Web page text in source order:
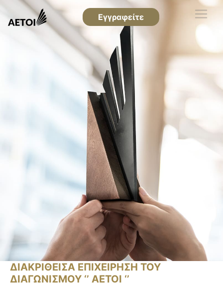
Εγγραφείτε
ΔΙΑΚΡΙΘΕΙΣΑ ΕΠΙΧΕΙΡΗΣΗ ΤΟΥ
ΔΙΑΓΩΝΙΣΜΟΥ ‘’ ΑΕΤΟΙ ‘’